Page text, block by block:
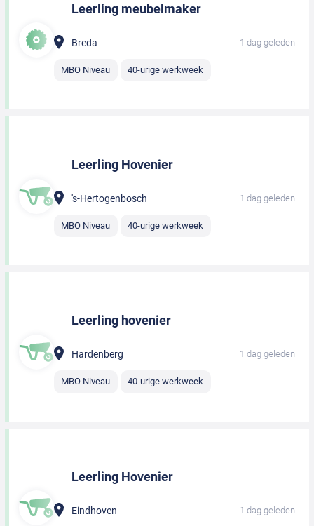
Leerling meubelmaker
Breda 1 dag geleden
MBO Niveau 40-urige werkweek
Leerling Hovenier
's-Hertogenbosch 1 dag geleden
MBO Niveau 40-urige werkweek
Leerling hovenier
Hardenberg 1 dag geleden
MBO Niveau 40-urige werkweek
Leerling Hovenier
Eindhoven 1 dag geleden